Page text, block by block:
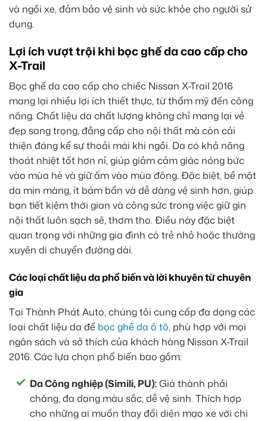
và ngồi xe, đảm bảo vệ sinh và sức khỏe cho người sử
dụng.
Lợi ích vượt trội khi bọc ghế da cao cấp cho
X-Trail
Bọc ghế da cao cấp cho chiếc Nissan X-Trail 2016
mang lại nhiều lợi ích thiết thực, từ thẩm mỹ đến công
năng. Chất liệu da chất lượng không chỉ mang lại vẻ
đẹp sang trọng, đẳng cấp cho nội thất mà còn cải
thiện đáng kể sự thoải mái khi ngồi. Da có khả năng
thoát nhiệt tốt hơn nỉ, giúp giảm cảm giác nóng bức
vào mùa hè và giữ ấm vào mùa đông. Đặc biệt, bề mặt
da mịn màng, ít bám bẩn và dễ dàng vệ sinh hơn, giúp
bạn tiết kiệm thời gian và công sức trong việc giữ gìn
nội thất luôn sạch sẽ, thơm tho. Điều này đặc biệt
quan trọng với những gia đình có trẻ nhỏ hoặc thường
xuyên di chuyển đường dài.
Các loại chất liệu da phổ biến và lời khuyên từ chuyên
gia
Tại Thành Phát Auto, chúng tôi cung cấp đa dạng các
loại chất liệu da để bọc ghế da ô tô, phù hợp với mọi
ngân sách và sở thích của khách hàng Nissan X-Trail
2016. Các lựa chọn phổ biến bao gồm:
Da Công nghiệp (Simili, PU):Giá thành phải
chăng, đa dạng màu sắc, dễ vệ sinh. Thích hợp
cho những ai muốn thay đổi diện mạo xe với chi